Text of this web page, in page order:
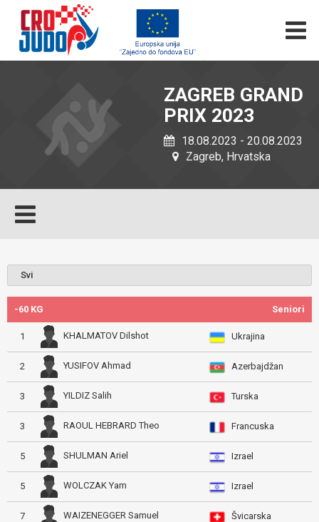
ZAGREB GRAND
PRIX 2023
18.08.2023 - 20.08.2023
Zagreb, Hrvatska
-60 KG Seniori
1 KHALMATOV Dilshot Ukrajina
2 YUSIFOV Ahmad Azerbajdžan
3 YILDIZ Salih Turska
3 RAOUL HEBRARD Theo Francuska
5 SHULMAN Ariel Izrael
5 WOLCZAK Yam Izrael
7 WAIZENEGGER Samuel Švicarska